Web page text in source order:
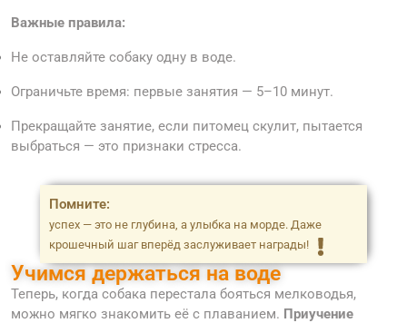
Важные правила:
Не оставляйте собаку одну в воде.
Ограничьте время: первые занятия — 5–10 минут.
Прекращайте занятие, если питомец скулит, пытается
выбраться — это признаки стресса.
Помните:
успех — это не глубина, а улыбка на морде. Даже
крошечный шаг вперёд заслуживает награды!
Учимся держаться на воде
Теперь, когда собака перестала бояться мелководья,
можно мягко знакомить её с плаванием. Приучение